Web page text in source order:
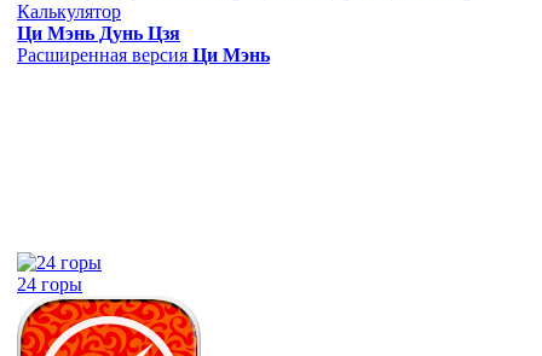
Калькулятор
Ци Мэнь Дунь Цзя
Расширенная версия Ци Мэнь
24 горы